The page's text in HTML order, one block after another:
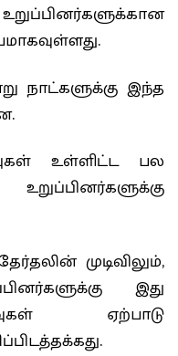
நாட்களுக்கு இந்த
உள்ளிட்ட பல
முடிவிலும்,
இது
ஏற்பாடு